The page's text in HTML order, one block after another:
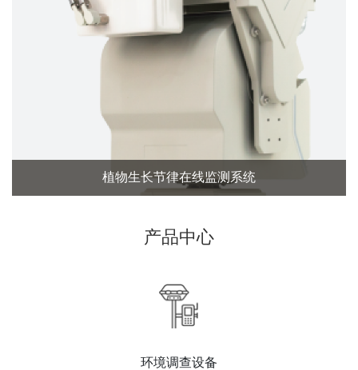
植物生长节律在线监测系统
产品中心
环境调查设备